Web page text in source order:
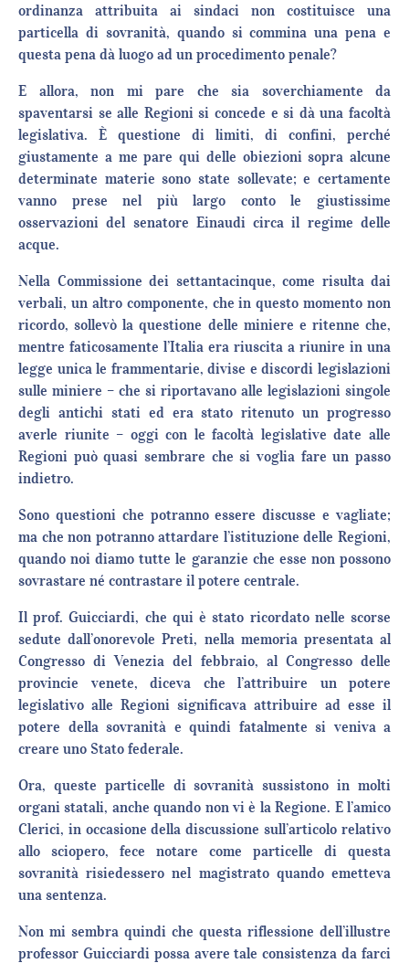
ordinanza attribuita ai sindaci non costituisce una
particella di sovranità, quando si commina una pena e
questa pena dà luogo ad un procedimento penale?
E allora, non mi pare che sia soverchiamente da
spaventarsi se alle Regioni si concede e si dà una facoltà
legislativa. È questione di limiti, di confini, perché
giustamente a me pare qui delle obiezioni sopra alcune
determinate materie sono state sollevate; e certamente
vanno prese nel più largo conto le giustissime
osservazioni del senatore Einaudi circa il regime delle
acque.
Nella Commissione dei settantacinque, come risulta dai
verbali, un altro componente, che in questo momento non
ricordo, sollevò la questione delle miniere e ritenne che,
mentre faticosamente l’Italia era riuscita a riunire in una
legge unica le frammentarie, divise e discordi legislazioni
sulle miniere – che si riportavano alle legislazioni singole
degli antichi stati ed era stato ritenuto un progresso
averle riunite – oggi con le facoltà legislative date alle
Regioni può quasi sembrare che si voglia fare un passo
indietro.
Sono questioni che potranno essere discusse e vagliate;
ma che non potranno attardare l’istituzione delle Regioni,
quando noi diamo tutte le garanzie che esse non possono
sovrastare né contrastare il potere centrale.
Il prof. Guicciardi, che qui è stato ricordato nelle scorse
sedute dall’onorevole Preti, nella memoria presentata al
Congresso di Venezia del febbraio, al Congresso delle
provincie venete, diceva che l’attribuire un potere
legislativo alle Regioni significava attribuire ad esse il
potere della sovranità e quindi fatalmente si veniva a
creare uno Stato federale.
Ora, queste particelle di sovranità sussistono in molti
organi statali, anche quando non vi è la Regione. E l’amico
Clerici, in occasione della discussione sull’articolo relativo
allo sciopero, fece notare come particelle di questa
sovranità risiedessero nel magistrato quando emetteva
una sentenza.
Non mi sembra quindi che questa riflessione dell’illustre
professor Guicciardi possa avere tale consistenza da farci